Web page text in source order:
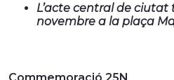
L’acte central de ciutat
novembre a la plaça